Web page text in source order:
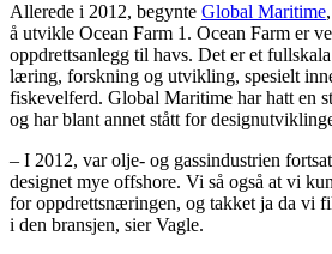
Allerede i 2012, begynte Global Maritime
å utvikle Ocean Farm 1. Ocean Farm er
oppdrettsanlegg til havs. Det er et
læring, forskning og utvikling, spesielt
fiskevelferd. Global Maritime har hatt en
og har blant annet stått for
– I 2012, var olje- og gassindustrien
designet mye offshore. Vi så også at vi
for oppdrettsnæringen, og takket ja da vi
i den bransjen, sier Vagle.